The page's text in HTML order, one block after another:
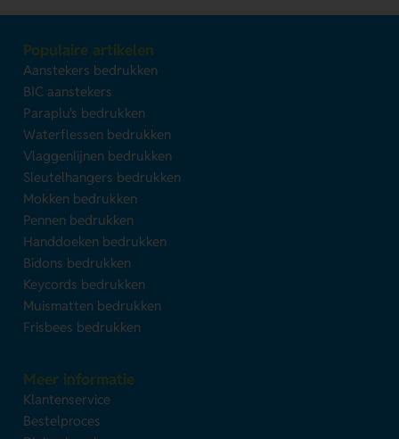
Populaire artikelen
Aanstekers bedrukken
BIC aanstekers
Paraplu's bedrukken
Waterflessen bedrukken
Vlaggenlijnen bedrukken
Sleutelhangers bedrukken
Mokken bedrukken
Pennen bedrukken
Handdoeken bedrukken
Bidons bedrukken
Keycords bedrukken
Muismatten bedrukken
Frisbees bedrukken
Meer informatie
Klantenservice
Bestelproces